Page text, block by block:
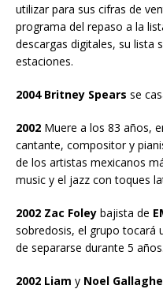
utilizar para sus cifras de
programa del repaso a la
descargas digitales, su lista
estaciones.
2004 Britney Spears se
2002 Muere a los 83 años,
cantante, compositor y
de los artistas mexicanos
music y el jazz con toques
2002 Zac Foley bajista de
sobredosis, el grupo tocará
de separarse durante 5 años.
2002 Liam y Noel